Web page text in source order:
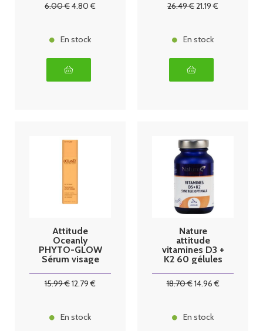
visage 8.5g
6.00€4.80 €
En stock
26.49€21.19 €
En stock
Attitude
Oceanly
PHYTO-GLOW
Sérum visage
15.99€12.79 €
En stock
Nature
attitude
vitamines D3 +
K2 60 gélules
18.70€14.96€
En stock